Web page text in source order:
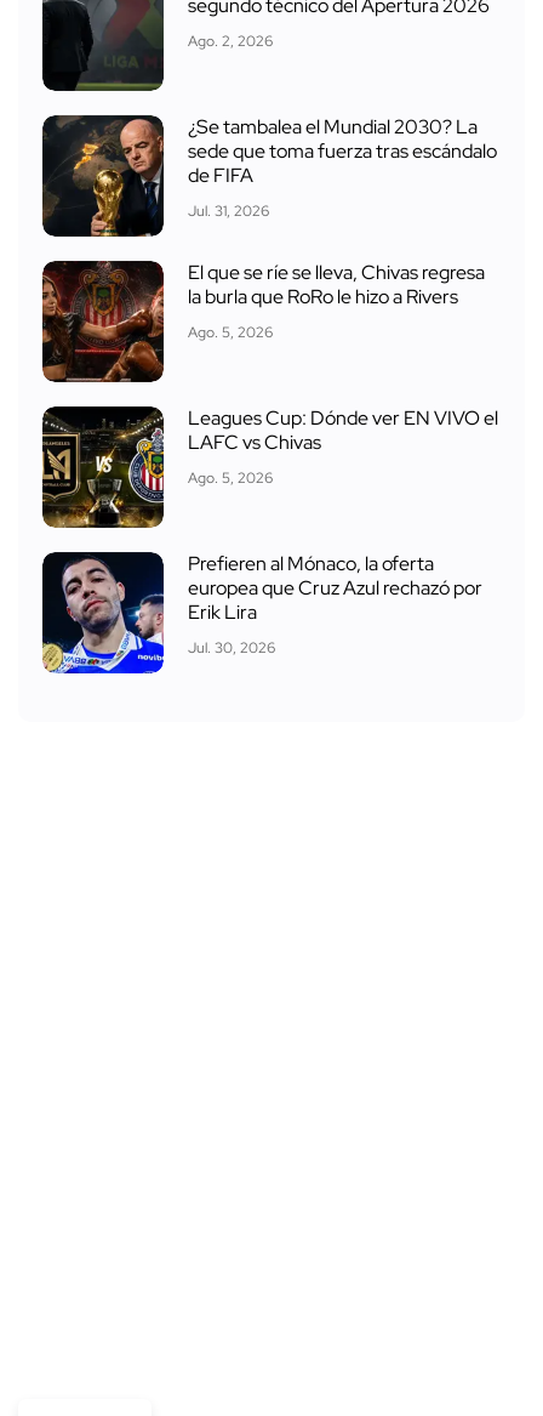
segundo técnico del Apertura 2026
Ago. 2, 2026
¿Se tambalea el Mundial 2030? La
sede que toma fuerza tras escándalo
de FIFA
Jul. 31, 2026
El que se ríe se lleva, Chivas regresa
la burla que RoRo le hizo a Rivers
Ago. 5, 2026
Leagues Cup: Dónde ver EN VIVO el
LAFC vs Chivas
Ago. 5, 2026
Prefieren al Mónaco, la oferta
europea que Cruz Azul rechazó por
Erik Lira
Jul. 30, 2026